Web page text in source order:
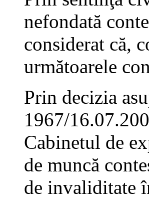
nefondată
considerat că,
următoarele
Prin decizia
1967/
Cabinetul de
de muncă
de invaliditate